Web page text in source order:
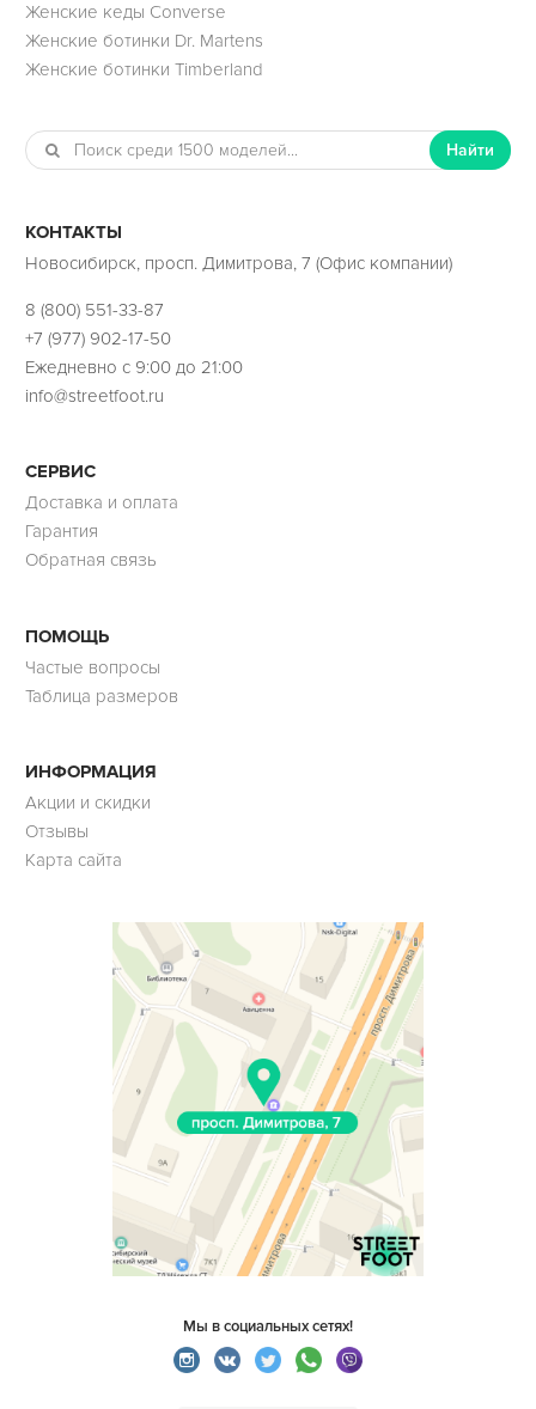
Женские кеды Converse
Женские ботинки Dr. Martens
Женские ботинки Timberland
Найти
КОНТАКТЫ
Новосибирск, просп. Димитрова, 7 (Офис компании)
8 (800) 551-33-87
+7 (977) 902-17-50
Ежедневно с 9:00 до 21:00
info@streetfoot.ru
СЕРВИС
Доставка и оплата
Гарантия
Обратная связь
ПОМОЩЬ
Частые вопросы
Таблица размеров
ИНФОРМАЦИЯ
Акции и скидки
Отзывы
Карта сайта
Мы в социальных сетях!